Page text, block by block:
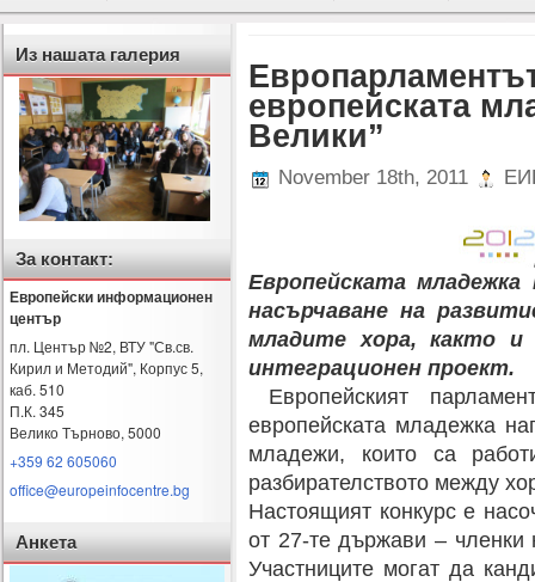
Из нашата галерия
За контакт:
Европейски информационен
център
пл. Център №2, ВТУ "Св.св.
Кирил и Методий", Корпус 5,
каб. 510
П.К. 345
Велико Търново, 5000
+359 62 605060
office@europeinfocentre.bg
Анкета
европейската
Велики”
November 18th, 2011
Европейската младежка
насърчаване на
младите хора, както и
интеграционен проект.
Европейският
европейската младежка
младежи, които са
разбирателството между
Настоящият конкурс е
от 27-те държави –
Участниците могат да